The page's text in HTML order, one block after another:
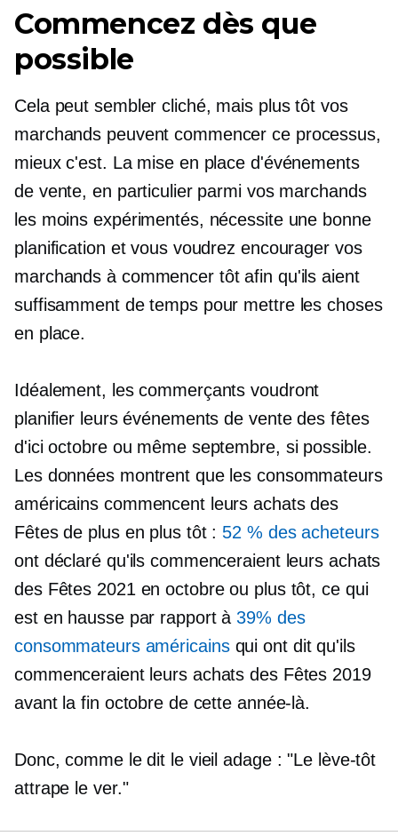
Commencez dès que
possible
Cela peut sembler cliché, mais plus tôt vos
marchands peuvent commencer ce processus,
mieux c'est. La mise en place d'événements
de vente, en particulier parmi vos marchands
les moins expérimentés, nécessite une bonne
planification et vous voudrez encourager vos
marchands à commencer tôt afin qu'ils aient
suffisamment de temps pour mettre les choses
en place.
Idéalement, les commerçants voudront
planifier leurs événements de vente des fêtes
d'ici octobre ou même septembre, si possible.
Les données montrent que les consommateurs
américains commencent leurs achats des
Fêtes de plus en plus tôt : 52 % des acheteurs
ont déclaré qu'ils commenceraient leurs achats
des Fêtes 2021 en octobre ou plus tôt, ce qui
est en hausse par rapport à39% des
consommateurs américainsqui ont dit qu'ils
commenceraient leurs achats des Fêtes 2019
avant la fin octobre de cette année-là.
Donc, comme le dit le vieil adage : "Le lève-tôt
attrape le ver."